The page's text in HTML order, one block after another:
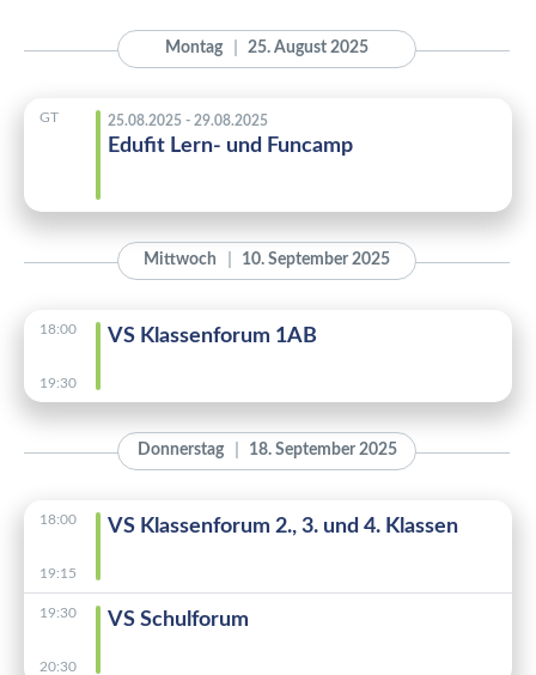
Montag 25. August 2025
GT 25.08.2025 - 29.08.2025
Edufit Lern- und Funcamp
Mittwoch 10. September 2025
18:00
19:30
VS Klassenforum 1AB
Donnerstag 18. September 2025
18:00
19:15
VS Klassenforum 2., 3. und 4. Klassen
19:30
20:30
VS Schulforum